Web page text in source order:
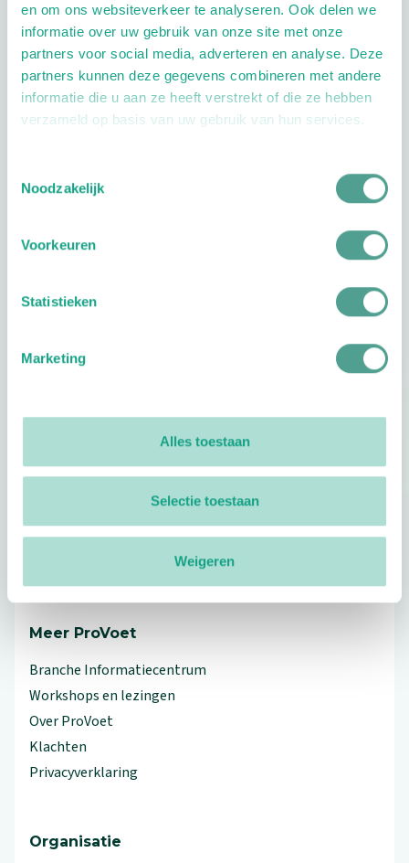
en om ons websiteverkeer te analyseren. Ook delen we
informatie over uw gebruik van onze site met onze
partners voor social media, adverteren en analyse. Deze
partners kunnen deze gegevens combineren met andere
informatie die u aan ze heeft verstrekt of die ze hebben
verzameld op basis van uw gebruik van hun services.
Noodzakelijk
Voorkeuren
Statistieken
Marketing
Alles toestaan
Selectie toestaan
Weigeren
Geriatrie
Kinderen
Extra opties
Plan je route
(Let op uitgaande link)
(Let op uitgaande link)
twitter(Let op uitgaande link)
instagram
Meer ProVoet
Branche Informatiecentrum
Workshops en lezingen
Over ProVoet
Klachten
Privacyverklaring
Organisatie